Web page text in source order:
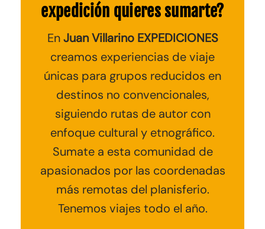
expedición quieres sumarte?
EnJuan Villarino EXPEDICIONES
creamos experiencias de viaje
únicas para grupos reducidos en
destinos no convencionales,
siguiendo rutas de autor con
enfoque cultural y etnográfico.
Sumate a esta comunidad de
apasionados por las coordenadas
más remotas del planisferio.
Tenemos viajes todo el año.